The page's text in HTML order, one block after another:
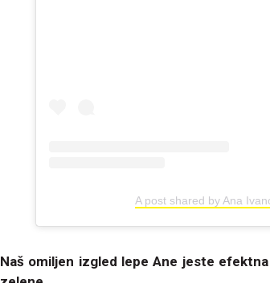
A post shared by Ana
Naš omiljen izgled lepe Ane jeste